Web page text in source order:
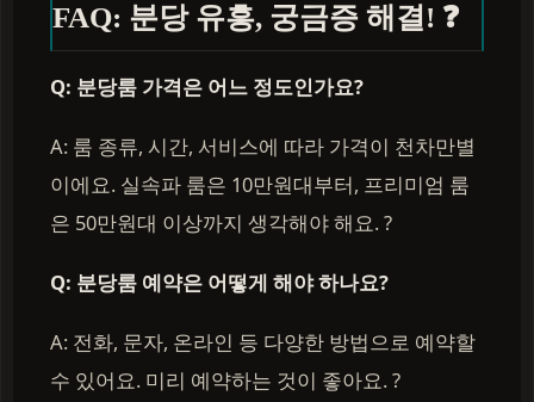
FAQ: 분당 유흥, 궁금증 해결! ❓
Q: 분당룸 가격은 어느 정도인가요?
A: 룸 종류, 시간, 서비스에 따라 가격이 천차만별
이에요. 실속파 룸은 10만원대부터, 프리미엄 룸
은 50만원대 이상까지 생각해야 해요. ?
Q: 분당룸 예약은 어떻게 해야 하나요?
A: 전화, 문자, 온라인 등 다양한 방법으로 예약할
수 있어요. 미리 예약하는 것이 좋아요. ?